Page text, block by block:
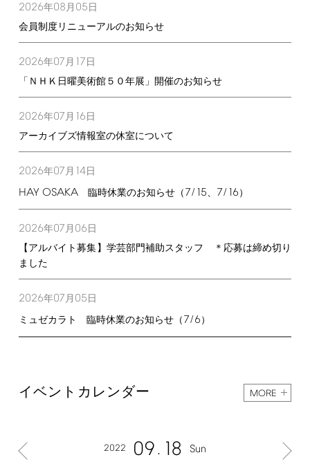
2026年08月 05日
会員制度リニューアルのお知らせ
2026年07月 17日
「ＮＨＫ日曜美術館５０年展」開催のお知らせ
2026年07月 16日
アーカイブズ情報室の休室について
2026年07月 14日
HAY OSAKA臨時休業のお知らせ（7/15、 7/16）
2026年07月 06日
【アルバイト募集】学芸部門補助スタッフ ＊応募は締め切り
ました
2026年07月 05日
ミュゼカラト 臨時休業のお知らせ（7/6）
イベントカレンダー MORE
2022 09 18 Sun